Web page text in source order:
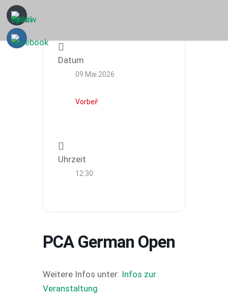
Datum
09 Mai 2026
Vorbei!
Uhrzeit
12:30
PCA German Open
Weitere Infos unter: Infos zur
Veranstaltung